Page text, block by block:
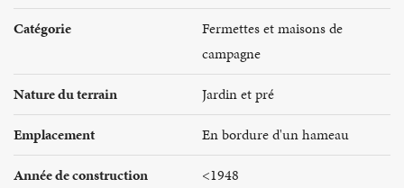
Catégorie
Fermettes et maisons de
campagne
Nature du terrain
Jardin et pré
Emplacement
En bordure d'un hameau
Année de construction
<1948